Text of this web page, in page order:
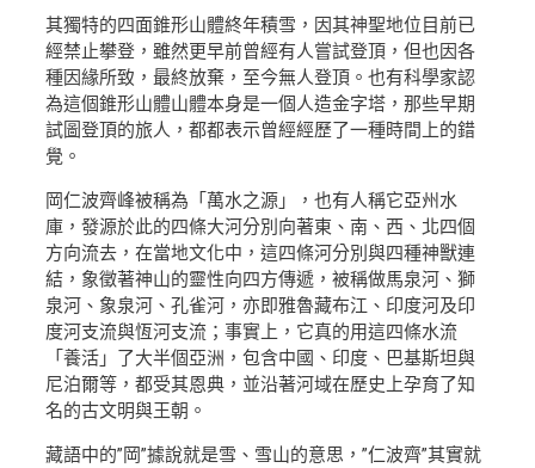
其獨特的四面錐形山體終年積雪，因其神聖地位目前已
經禁止攀登，雖然更早前曾經有人嘗試登頂，但也因各
種因緣所致，最終放棄，至今無人登頂。也有科學家認
為這個錐形山體山體本身是一個人造金字塔，那些早期
試圖登頂的旅人，都都表示曾經經歷了一種時間上的錯
覺。
岡仁波齊峰被稱為「萬水之源」，也有人稱它亞州水
庫，發源於此的四條大河分別向著東、南、西、北四個
方向流去，在當地文化中，這四條河分別與四種神獸連
結，象徵著神山的靈性向四方傳遞，被稱做馬泉河、獅
泉河、象泉河、孔雀河，亦即雅魯藏布江、印度河及印
度河支流與恆河支流；事實上，它真的用這四條水流
「養活」了大半個亞洲，包含中國、印度、巴基斯坦與
尼泊爾等，都受其恩典，並沿著河域在歷史上孕育了知
名的古文明與王朝。
藏語中的”岡”據說就是雪、雪山的意思，”仁波齊”其實就